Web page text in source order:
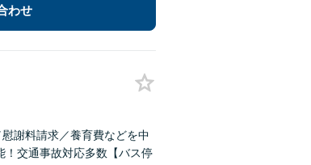
わせ
謝料請求／養育費などを中
！交通事故対応多数【バス停